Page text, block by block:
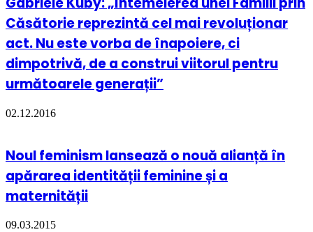
Căsătorie reprezintă cel mai revoluționar
act. Nu este vorba de înapoiere, ci
dimpotrivă, de a construi viitorul pentru
următoarele generații”
02.12.2016
Noul feminism lansează o nouă alianță în
apărarea identității feminine și a
maternității
09.03.2015